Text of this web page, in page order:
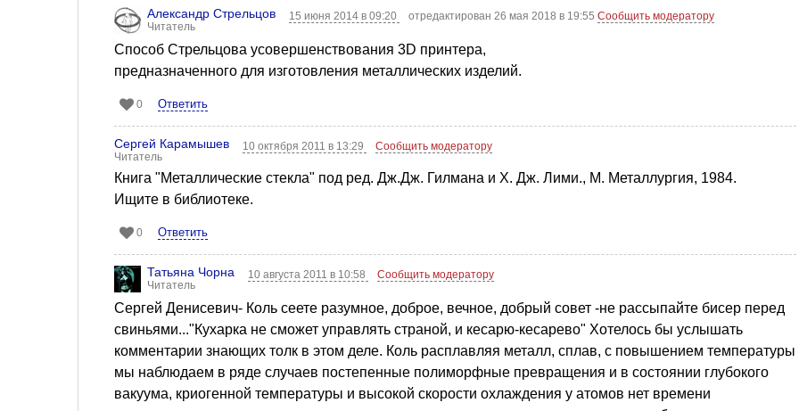
Александр Стрельцов
Читатель
15 июня 2014 в 09:20 отредактирован 26 мая 2018 в 19:55Сообщить модератору
Способ Стрельцова усовершенствования 3D принтера,
предназначенного для изготовления металлических изделий.
0 Ответить
Сергей Карамышев
Читатель
10 октября 2011 в 13:29 Сообщить модератору
Книга "Металлические стекла" под ред. Дж.Дж. Гилмана и Х. Дж. Лими., М. Металлургия, 1984.
Ищите в библиотеке.
0 Ответить
Татьяна Чорна
Читатель
10 августа 2011 в 10:58 Сообщить модератору
Сергей Денисевич- Коль сеете разумное, доброе, вечное, добрый совет -не рассыпайте бисер перед
свиньями..."Кухарка не сможет управлять страной, и кесарю-кесарево" Хотелось бы услышать
комментарии знающих толк в этом деле. Коль расплавляя металл, сплав, с повышением температуры
мы наблюдаем в ряде случаев постепенные полиморфные превращения и в состоянии глубокого
вакуума, криогенной температуры и высокой скорости охлаждения у атомов нет времени